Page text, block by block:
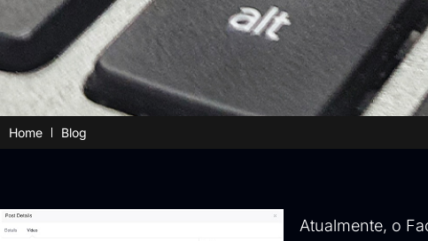
Home Blog
Atualmente, o